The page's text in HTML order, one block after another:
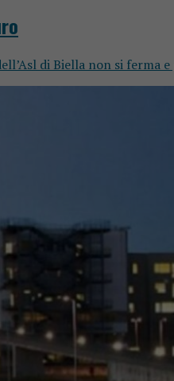
di Biella non si ferma